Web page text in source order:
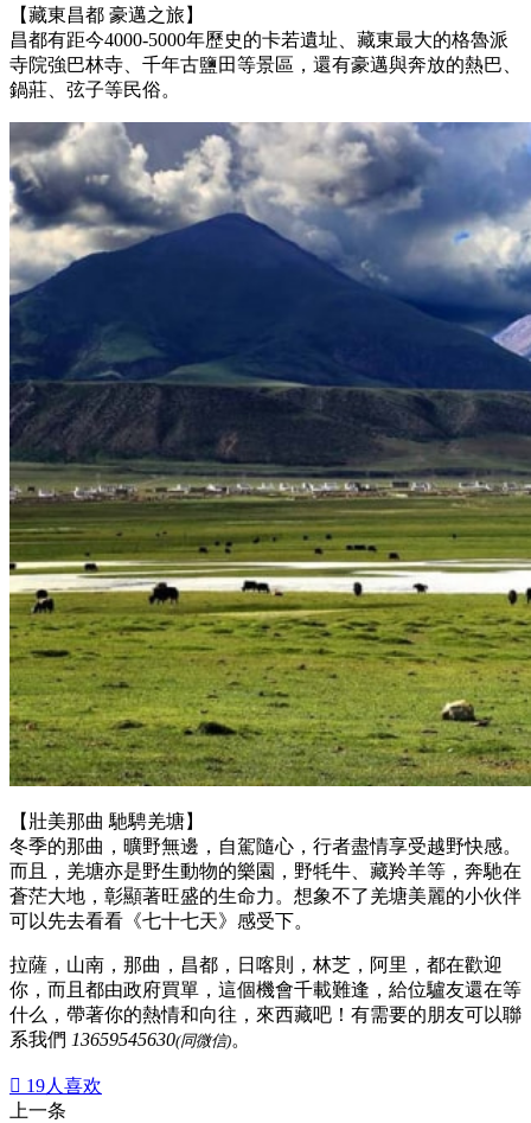
【藏東昌都 豪邁之旅】
昌都有距今4000-5000年歷史的卡若遺址、藏東最大的格魯派
寺院強巴林寺、千年古鹽田等景區，還有豪邁與奔放的熱巴、
鍋莊、弦子等民俗。
【壯美那曲 馳騁羌塘】
冬季的那曲，曠野無邊，自駕隨心，行者盡情享受越野快感。
而且，羌塘亦是野生動物的樂園，野牦牛、藏羚羊等，奔馳在
蒼茫大地，彰顯著旺盛的生命力。想象不了羌塘美麗的小伙伴
可以先去看看《七十七天》感受下。
拉薩，山南，那曲，昌都，日喀則，林芝，阿里，都在歡迎
你，而且都由政府買單，這個機會千載難逢，給位驢友還在等
什么，帶著你的熱情和向往，來西藏吧！有需要的朋友可以聯
系我們 13659545630(同微信)。
 19人喜欢
上一条